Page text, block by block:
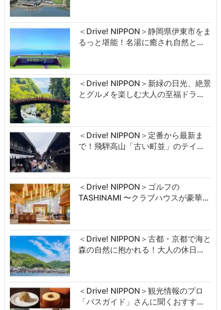
＜Drive! NIPPON＞静岡県伊東市をま
るっと堪能！名湯に癒され自然と…
＜Drive! NIPPON＞新緑の日光、絶景
とグルメを楽しむ大人の至福ドラ…
＜Drive! NIPPON＞定番から最新ま
で！飛騨高山「古い町並」のテイ…
＜Drive! NIPPON＞ゴルフの
TASHINAMI 〜クラブハウスが豪華…
＜Drive! NIPPON＞古都・京都で海と
森の自然に抱かれる！大人の休日…
＜Drive! NIPPON＞観光情報のプロ
「バスガイド」さんに聞くおすす…